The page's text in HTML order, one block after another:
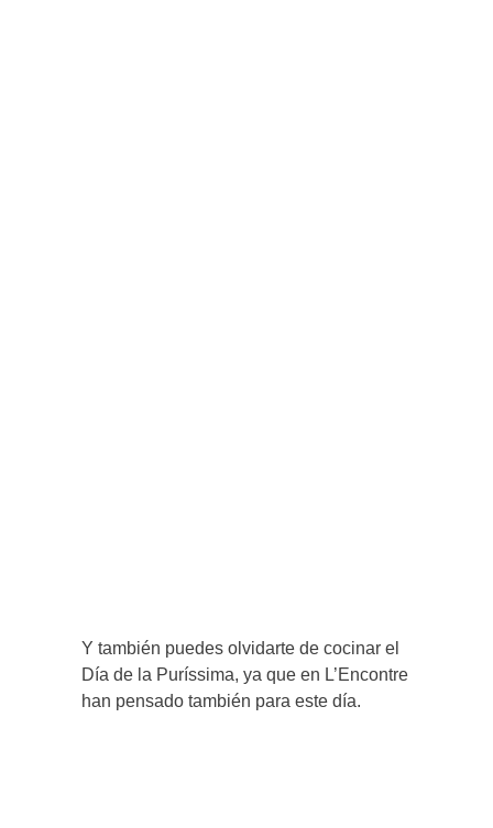
Y también puedes olvidarte de cocinar el
Día de la Puríssima, ya que en L’Encontre
han pensado también para este día.